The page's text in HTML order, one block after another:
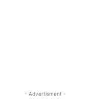
- Advertisment -